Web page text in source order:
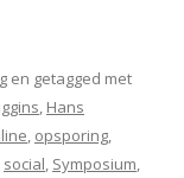
en getagged met
, Hans
, opsporing,
social, Symposium,